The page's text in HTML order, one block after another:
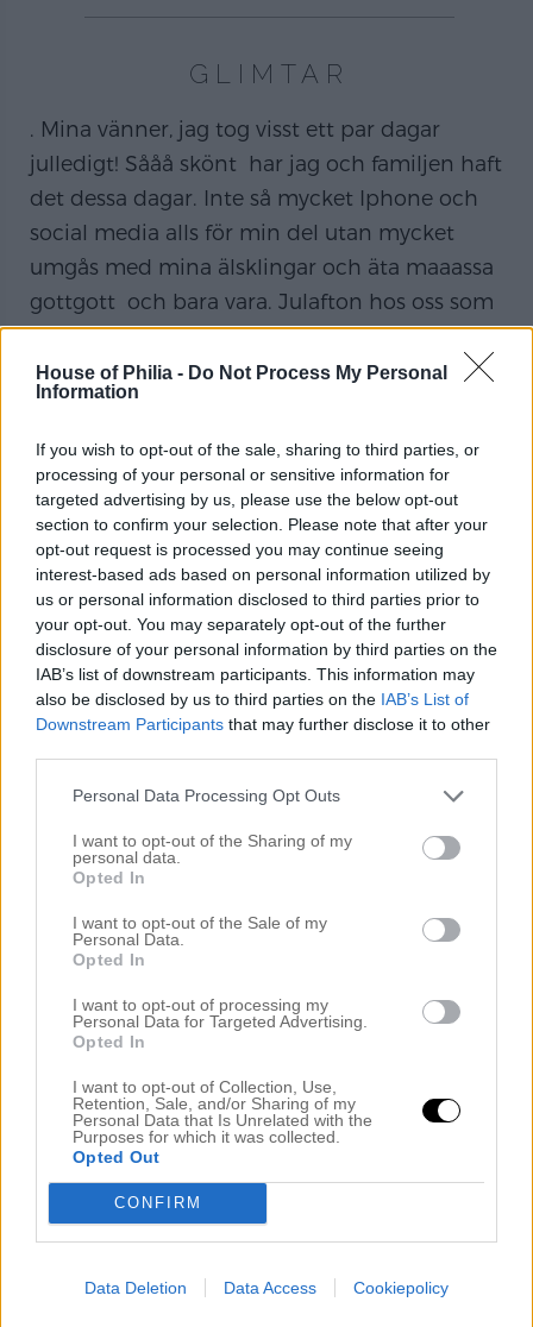
House of Philia - Do Not Process My Personal
Information
If you wish to opt-out of the sale, sharing to third parties, or
processing of your personal or sensitive information for
targeted advertising by us, please use the below opt-out
section to confirm your selection. Please note that after your
opt-out request is processed you may continue seeing
interest-based ads based on personal information utilized by
us or personal information disclosed to third parties prior to
your opt-out. You may separately opt-out of the further
disclosure of your personal information by third parties on the
IAB’s list of downstream participants. This information may
also be disclosed by us to third parties on the IAB’s List of
Downstream Participants that may further disclose it to other
Personal Data Processing Opt Outs
I want to opt-out of the Sharing of my
personal data.
Opted In
I want to opt-out of the Sale of my
Personal Data.
Opted In
I want to opt-out of processing my
Personal Data for Targeted Advertising.
Opted In
I want to opt-out of Collection, Use,
Retention, Sale, and/or Sharing of my
Personal Data that Is Unrelated with the
Purposes for which it was collected.
Opted Out
CONFIRM
Data Deletion Data Access Cookiepolicy
GLIMTAR
. Mina vänner, jag tog visst ett par dagar
julledigt! Sååå skönt har jag och familjen haft
det dessa dagar. Inte så mycket Iphone och
social media alls för min del utan mycket
umgås med mina älsklingar och äta maaassa
gottgott och bara vara. Julafton hos oss som
familletraditionen bjuder och i år var vi[…]
ÖNSKAR ER ALLA EN
RIKTIGT GOD JUL
. Alla juklapparna 2024 är inslagna, all julmat
är lagad och huset julstädat! Nybäddat i
sängarna och skjortorna strykta och
julklänningen hänger framme. Nu är det
pyjamas på, skinsmörgås, glögg och
uppesittarkväll! Japp Bingolottorna som jag
köpte idag ska fram också, är lite sugen på att
[…]
Read More…
Rekommenderade inlägg